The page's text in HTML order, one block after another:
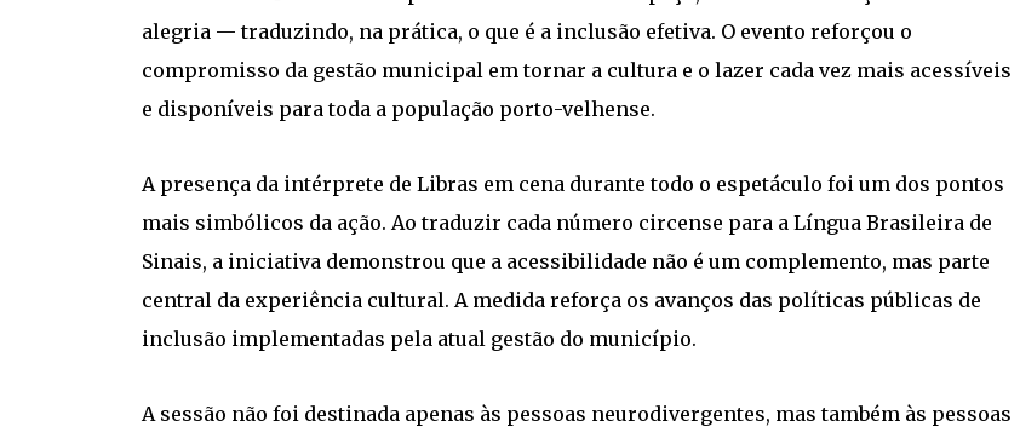
alegria — traduzindo, na prática, o que é a inclusão efetiva. O evento reforçou o
compromisso da gestão municipal em tornar a cultura e o lazer cada vez mais acessíveis
e disponíveis para toda a população porto-velhense.
A presença da intérprete de Libras em cena durante todo o espetáculo foi um dos pontos
mais simbólicos da ação. Ao traduzir cada número circense para a Língua Brasileira de
Sinais, a iniciativa demonstrou que a acessibilidade não é um complemento, mas parte
central da experiência cultural. A medida reforça os avanços das políticas públicas de
inclusão implementadas pela atual gestão do município.
A sessão não foi destinada apenas às pessoas neurodivergentes, mas também às pessoas